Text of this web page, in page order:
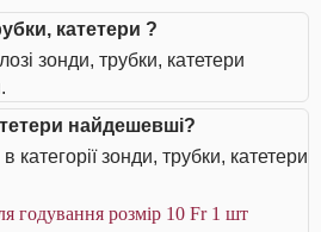
катетери ?
зонди, трубки, катетери
найдешевші?
зонди, трубки, катетери
годування розмір 10 Fr 1 шт